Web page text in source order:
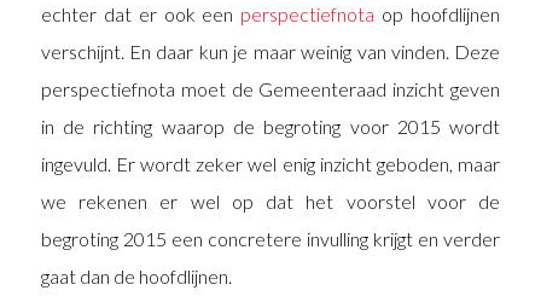
echter dat er ook een perspectiefnota op hoofdlijnen
verschijnt. En daar kun je maar weinig van vinden. Deze
perspectiefnota moet de Gemeenteraad inzicht geven
in de richting waarop de begroting voor 2015 wordt
ingevuld. Er wordt zeker wel enig inzicht geboden, maar
we rekenen er wel op dat het voorstel voor de
begroting 2015 een concretere invulling krijgt en verder
gaat dan de hoofdlijnen.